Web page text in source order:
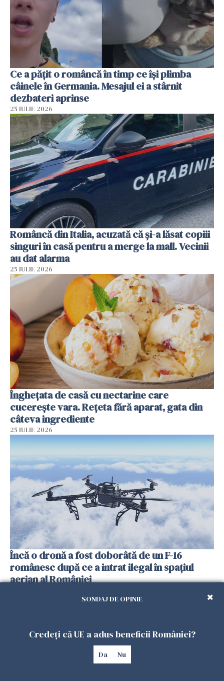
Ce a pățit o româncă în timp ce își plimba
câinele în Germania. Mesajul ei a stârnit
dezbateri aprinse
25 IULIE 2026
Româncă din Italia, acuzată că și-a lăsat copiii
singuri în casă pentru a merge la mall. Vecinii
au dat alarma
25 IULIE 2026
Înghețata de casă cu nectarine care
cucerește vara. Rețeta fără aparat, gata din
câteva ingrediente
25 IULIE 2026
Încă o dronă a fost doborâtă de un F-16
românesc după ce a intrat ilegal în spațiul
aerian al României
SONDAJ DE OPINIE
Credeți că UE a adus beneficii României?
Da Nu